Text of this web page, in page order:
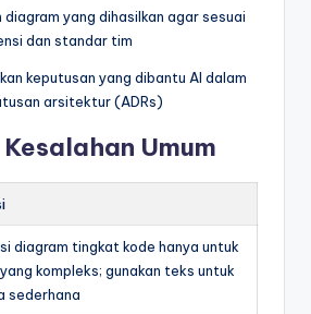
diagram yang dihasilkan agar sesuai
dan standar tim
keputusan yang dibantu AI dalam
arsitektur (ADRs)
Umum
diagram tingkat kode hanya untuk
kompleks; gunakan teks untuk
sederhana